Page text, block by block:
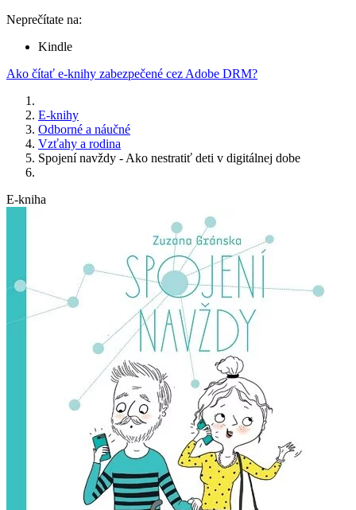
Neprečítate na:
Kindle
Ako čítať e-knihy zabezpečené cez Adobe DRM?
E-knihy
Odborné a náučné
Vzťahy a rodina
Spojení navždy - Ako nestratiť deti v digitálnej dobe
E-kniha